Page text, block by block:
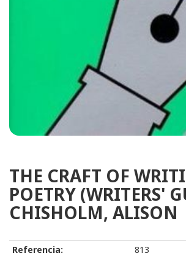
THE CRAFT OF
POETRY (WRITERS'
CHISHOLM, ALISON
Referencia:
813